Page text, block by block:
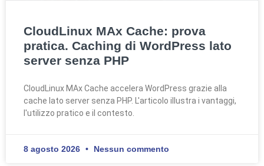
CloudLinux MAx Cache: prova
pratica. Caching di WordPress lato
server senza PHP
CloudLinux MAx Cache accelera WordPress grazie alla
cache lato server senza PHP. L'articolo illustra i vantaggi,
l'utilizzo pratico e il contesto.
8 agosto 2026 Nessun commento